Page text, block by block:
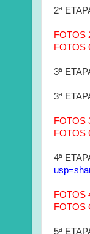
2ª
FOTOS
3ª
3ª
4ª
FOTOS
FOTOS
5ª